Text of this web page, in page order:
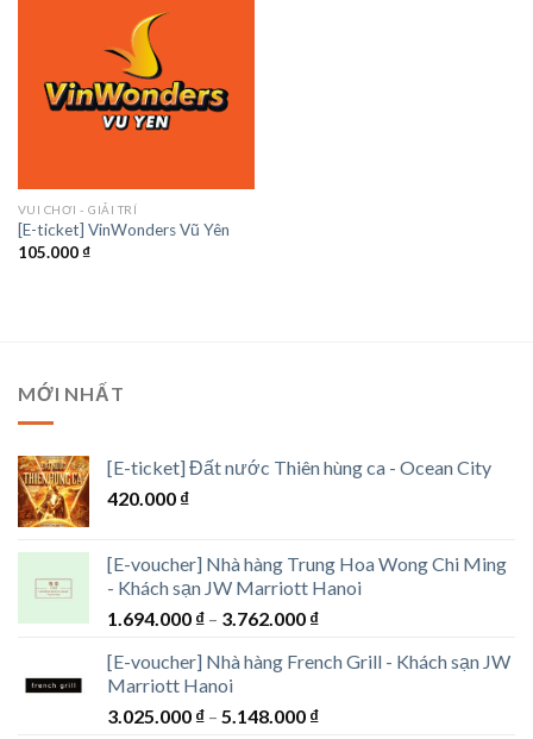
VUI CHƠI - GIẢI TRÍ
[E-ticket] VinWonders Vũ Yên
105.000₫
MỚI NHẤT
[E-ticket] Đất nước Thiên hùng ca - Ocean City
420.000 ₫
[E-voucher] Nhà hàng Trung Hoa Wong Chi Ming
- Khách sạn JW Marriott Hanoi
1.694.000 ₫ – 3.762.000 ₫Khoảng
từ
đến
[E-voucher] Nhà hàng French Grill - Khách sạn JW
Marriott Hanoi
3.025.000 ₫ – 5.148.000 ₫Khoảng